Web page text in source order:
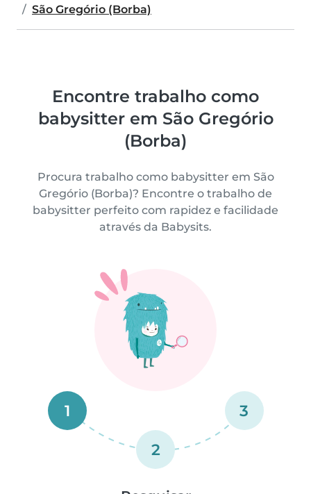
São Gregório (Borba)
Encontre trabalho como
babysitter em São Gregório
(Borba)
Procura trabalho como babysitter em São
Gregório (Borba)? Encontre o trabalho de
babysitter perfeito com rapidez e facilidade
através da Babysits.
1
2
3